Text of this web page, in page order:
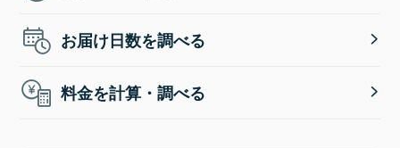
お届け日数を調べる
料金を計算・調べる